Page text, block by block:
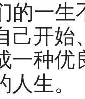
的一
己开
一种优
生。